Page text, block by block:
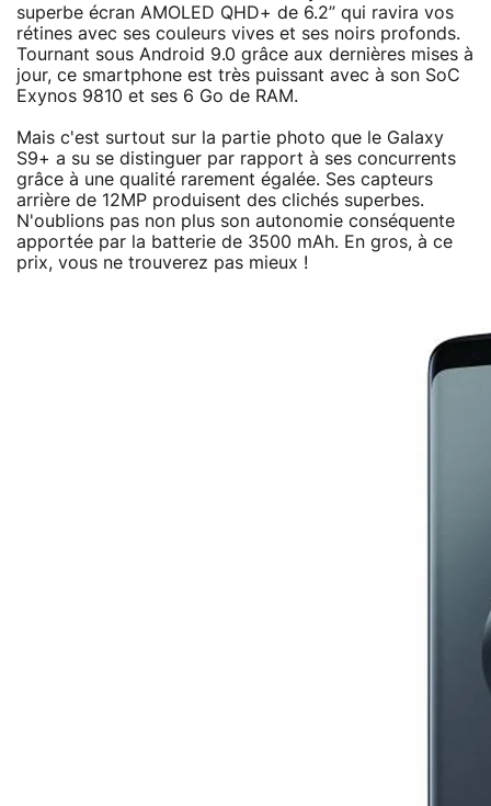
superbe écran AMOLED QHD+ de 6.2” qui ravira vos
rétines avec ses couleurs vives et ses noirs profonds.
Tournant sous Android 9.0 grâce aux dernières mises à
jour, ce smartphone est très puissant avec à son SoC
Exynos 9810 et ses 6 Go de RAM.
Mais c'est surtout sur la partie photo que le Galaxy
S9+ a su se distinguer par rapport à ses concurrents
grâce à une qualité rarement égalée. Ses capteurs
arrière de 12MP produisent des clichés superbes.
N'oublions pas non plus son autonomie conséquente
apportée par la batterie de 3500 mAh. En gros, à ce
prix, vous ne trouverez pas mieux !